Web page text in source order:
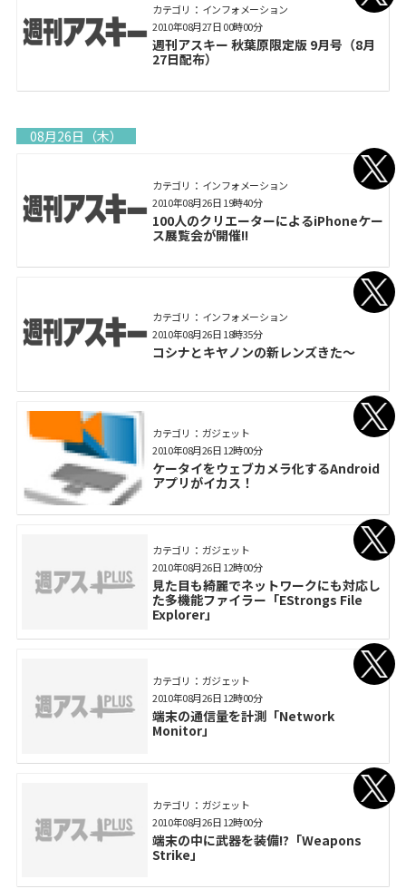
カテゴリ： インフォメーション
週刊アスキー 秋葉原限定版 9月号（8月
27日配布）
2010年08月27日 00時00分
08月26日（木）
カテゴリ： インフォメーション
100人のクリエーターによるiPhoneケー
ス展覧会が開催!!
2010年08月26日 19時40分
カテゴリ： インフォメーション
コシナとキヤノンの新レンズきた～
2010年08月26日 18時35分
カテゴリ： ガジェット
ケータイをウェブカメラ化するAndroid
アプリがイカス！
2010年08月26日 12時00分
カテゴリ： ガジェット
見た目も綺麗でネットワークにも対応し
た多機能ファイラー「EStrongs File
Explorer」
2010年08月26日 12時00分
カテゴリ： ガジェット
端末の通信量を計測「Network
Monitor」
2010年08月26日 12時00分
カテゴリ： ガジェット
端末の中に武器を装備!?「Weapons
Strike」
2010年08月26日 12時00分